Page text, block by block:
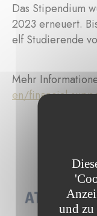
Das Stipendium
2023 erneuert.
elf Studierende
Mehr
en/financial-
und zu